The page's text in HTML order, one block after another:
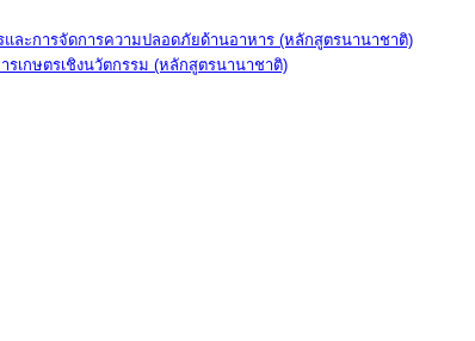
ละการจัดการความปลอดภัยด้านอาหาร (หลักสูตรนานาชาติ)
เกษตรเชิงนวัตกรรม (หลักสูตรนานาชาติ)